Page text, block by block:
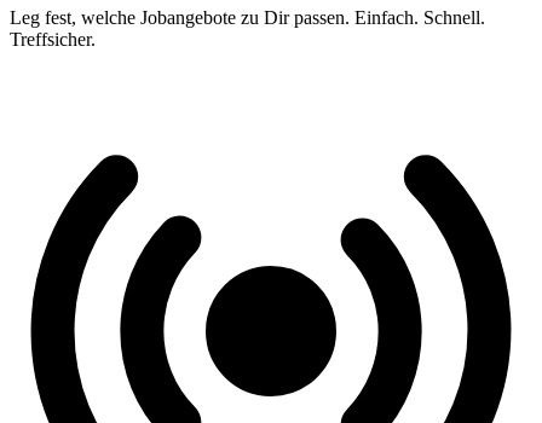
Leg fest, welche Jobangebote zu Dir passen. Einfach. Schnell.
Treffsicher.